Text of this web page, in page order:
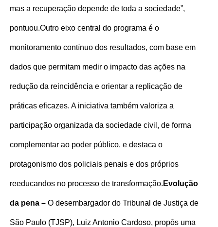
mas a recuperação depende de toda a sociedade”,
pontuou.Outro eixo central do programa é o
monitoramento contínuo dos resultados, com base em
dados que permitam medir o impacto das ações na
redução da reincidência e orientar a replicação de
práticas eficazes. A iniciativa também valoriza a
participação organizada da sociedade civil, de forma
complementar ao poder público, e destaca o
protagonismo dos policiais penais e dos próprios
reeducandos no processo de transformação. Evolução
da pena – O desembargador do Tribunal de Justiça de
São Paulo (TJSP), Luiz Antonio Cardoso, propôs uma